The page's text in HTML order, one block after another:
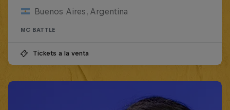
Buenos Aires, Argentina
MC BATTLE
Tickets a la venta